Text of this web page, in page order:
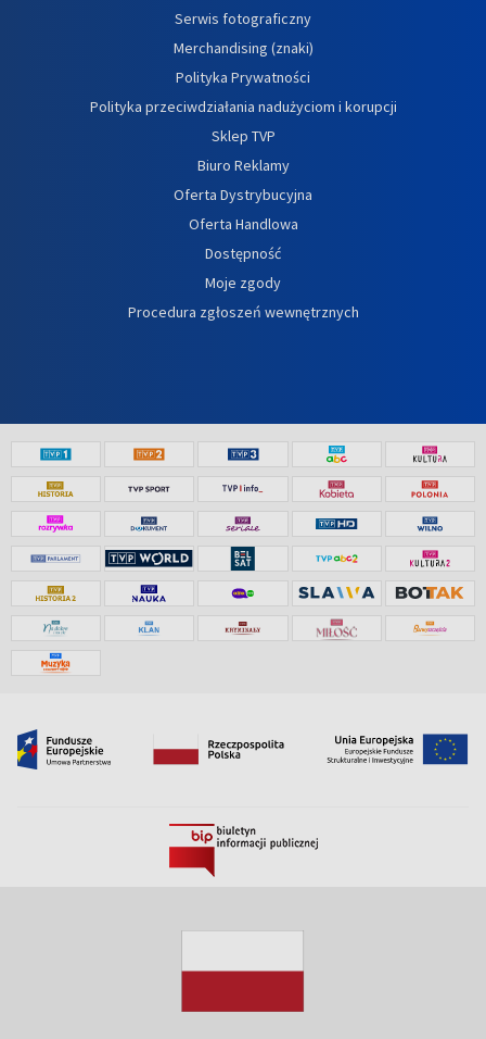
Serwis fotograficzny
Merchandising (znaki)
Polityka Prywatności
Polityka przeciwdziałania nadużyciom i korupcji
Sklep TVP
Biuro Reklamy
Oferta Dystrybucyjna
Oferta Handlowa
Dostępność
Moje zgody
Procedura zgłoszeń wewnętrznych